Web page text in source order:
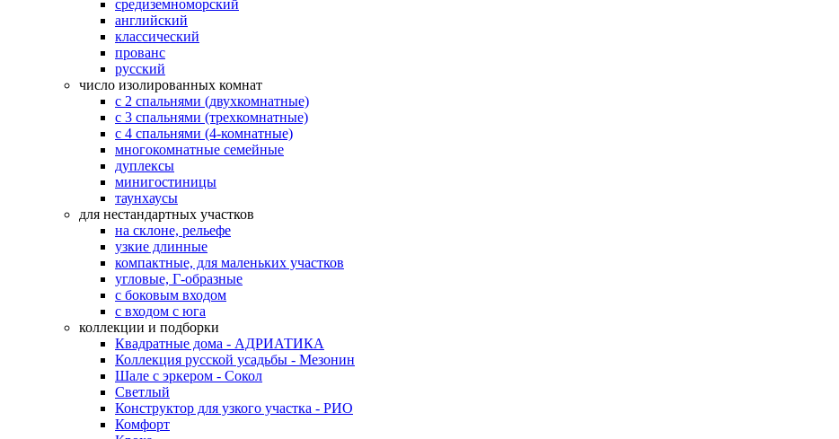
средиземноморский
английский
классический
прованс
русский
число изолированных комнат
с 2 спальнями (двухкомнатные)
с 3 спальнями (трехкомнатные)
с 4 спальнями (4-комнатные)
многокомнатные семейные
дуплексы
минигостиницы
таунхаусы
для нестандартных участков
на склоне, рельефе
узкие длинные
компактные, для маленьких участков
угловые, Г-образные
с боковым входом
с входом с юга
коллекции и подборки
Квадратные дома - АДРИАТИКА
Коллекция русской усадьбы - Мезонин
Шале с эркером - Сокол
Светлый
Конструктор для узкого участка - РИО
Комфорт